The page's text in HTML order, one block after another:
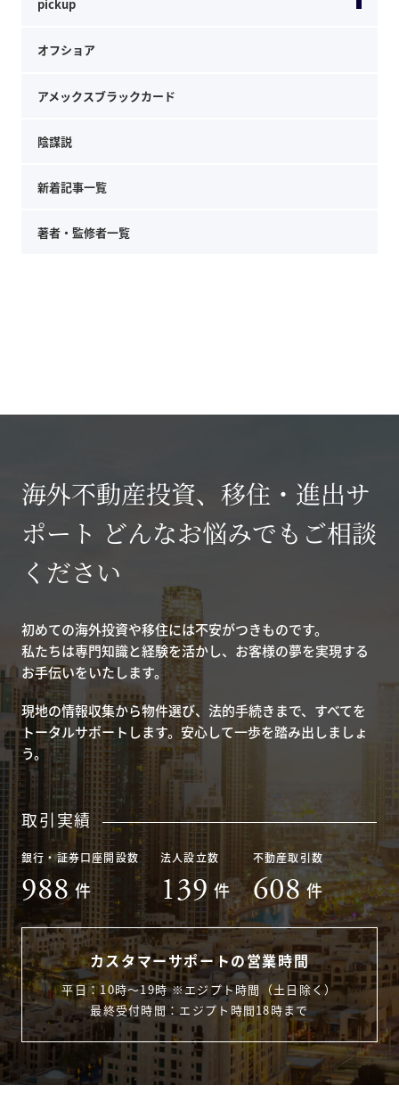
pickup
オフショア
アメックスブラックカード
陰謀説
新着記事一覧
著者・監修者一覧
海外不動産投資、移住・進出サ
ポート どんなお悩みでもご相談
ください
初めての海外投資や移住には不安がつきものです。
私たちは専門知識と経験を活かし、お客様の夢を実現する
お手伝いをいたします。
現地の情報収集から物件選び、法的手続きまで、すべてを
トータルサポートします。安心して一歩を踏み出しましょ
う。
取引実績
銀行・証券口座開設数
988 件
法人設立数
139 件
不動産取引数
608 件
カスタマーサポートの営業時間
平日：10時〜19時 ※エジプト時間（土日除く）
最終受付時間：エジプト時間18時まで